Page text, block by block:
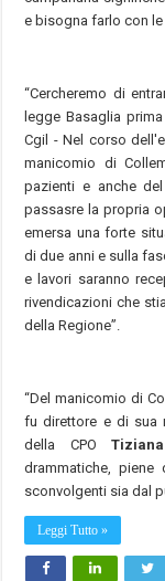
e bisogna farlo con
“Cercheremo di
legge Basaglia
Cgil - Nel corso
manicomio di
pazienti e anche
passasre la propria
emersa una forte
di due anni e sulla
e lavori saranno
rivendicazioni che
della Regione”.
“Del manicomio di
fu direttore e di sua
della CPO
drammatiche,
sconvolgenti sia dal
Leggi Tutto »